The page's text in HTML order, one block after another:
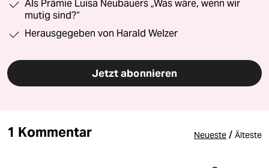
Als Prämie Luisa Neubauers „Was wäre, wenn wir
mutig sind?“
Herausgegeben von Harald Welzer
Jetzt abonnieren
1 Kommentar Neueste / Älteste